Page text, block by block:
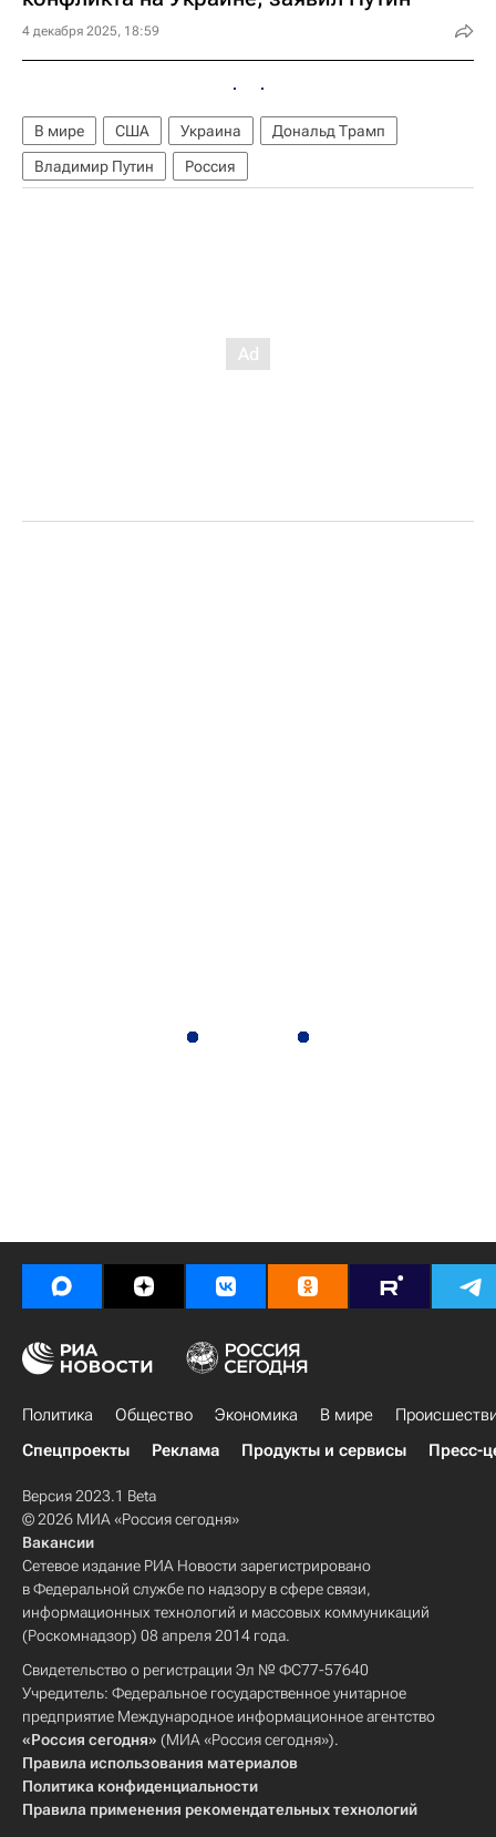
4 декабря 2025, 18:59
В мире США Украина
Дональд Трамп
Владимир Путин
Россия
Политика Общество Экономика В мире
Спецпроекты
Реклама Продукты и сервисы Пресс-
Версия 2023.1 Beta
© 2026 МИА «Россия сегодня»
Вакансии
Сетевое издание РИА Новости зарегистрировано
в Федеральной службе по надзору в сфере связи,
информационных технологий и массовых коммуникаций
(Роскомнадзор) 08 апреля 2014 года.
Свидетельство о регистрации Эл № ФС77-57640
Учредитель: Федеральное государственное унитарное
предприятие Международное информационное агентство
«Россия сегодня» (МИА «Россия сегодня»).
Правила использования материалов
Политика конфиденциальности
Правила применения рекомендательных технологий